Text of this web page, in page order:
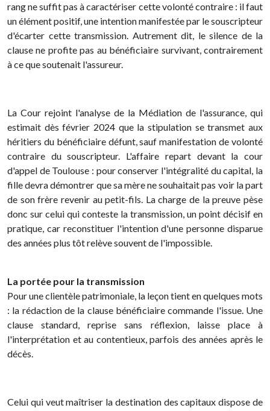
rang ne suffit pas à caractériser cette volonté contraire : il faut
un élément positif, une intention manifestée par le souscripteur
d'écarter cette transmission. Autrement dit, le silence de la
clause ne profite pas au bénéficiaire survivant, contrairement
à ce que soutenait l'assureur.
La Cour rejoint l'analyse de la Médiation de l'assurance, qui
estimait dès février 2024 que la stipulation se transmet aux
héritiers du bénéficiaire défunt, sauf manifestation de volonté
contraire du souscripteur. L'affaire repart devant la cour
d'appel de Toulouse : pour conserver l'intégralité du capital, la
fille devra démontrer que sa mère ne souhaitait pas voir la part
de son frère revenir au petit-fils. La charge de la preuve pèse
donc sur celui qui conteste la transmission, un point décisif en
pratique, car reconstituer l'intention d'une personne disparue
des années plus tôt relève souvent de l'impossible.
La portée pour la transmission
Pour une clientèle patrimoniale, la leçon tient en quelques mots
: la rédaction de la clause bénéficiaire commande l'issue. Une
clause standard, reprise sans réflexion, laisse place à
l'interprétation et au contentieux, parfois des années après le
décès.
Celui qui veut maîtriser la destination des capitaux dispose de